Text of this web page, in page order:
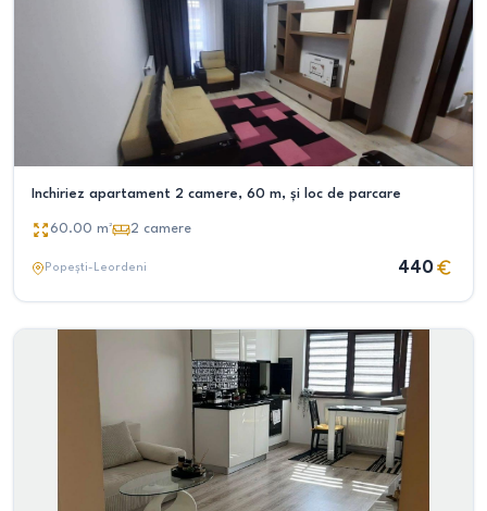
Inchiriez apartament 2 camere, 60 m, și loc de parcare
60.00 m² 2 camere
Popești-Leordeni 440